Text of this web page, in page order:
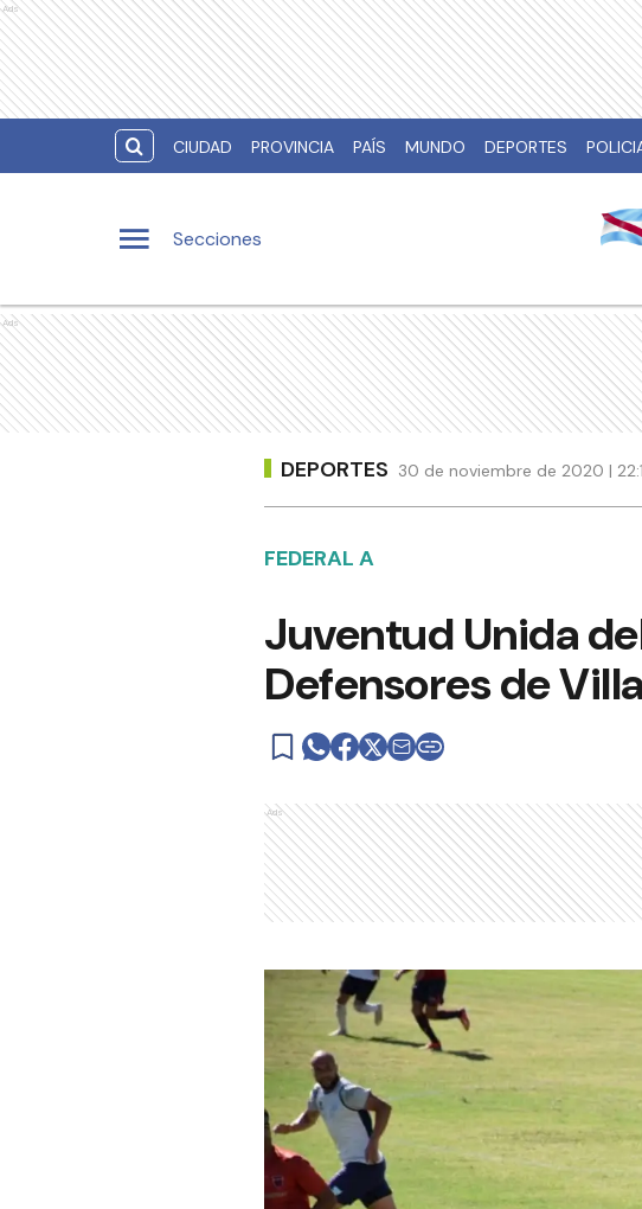
Ads
CIUDAD PROVINCIA PAÍS MUNDO DEPORTES
Secciones
Ads
DEPORTES 30 de noviembre de 2020 |
FEDERAL A
Juventud Unida
Defensores de
Ads